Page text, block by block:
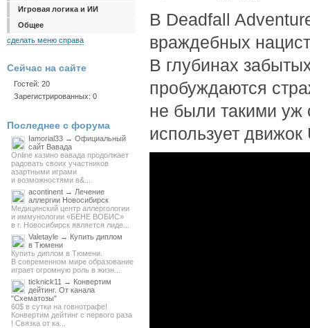
В Deadfall
враждебных
В глубинах
пробуждаются
не были такими
использует
Игровая логика и ИИ
Общее
сделать меню справа
Сейчас на сайте
Гостей: 20
Зарегистрированных: 0
Последнее с форума
Iamorial33 → Официальный
сайт Вавада
Online казино вавада продолжает
радовать своих участников
азартными играми
и возможностями в&...
acontinent → Лечение
аллергии Новосибирск
Медицинский центр аллергологии
и иммунологии «БЕНЕ ВОБИС»
в г. Новосибирск является лиде...
Valetayle → Купить диплом
в Тюмени
Купить диплом в Тюмени.
В современном мире образование
играет огромную роль в жизн...
ticknick11 → Конвертим
дейтинг. От канала
"Схематозы"
60$ в сутки на говнотрафе!
Конвертим дейтинг с первого раза
! Связка от ка...